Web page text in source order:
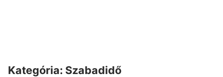
Kategória: Szabadidő